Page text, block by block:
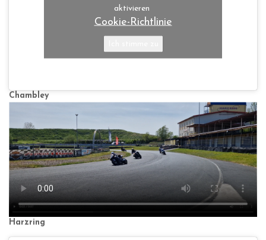
aktivieren
Cookie-Richtlinie
Chambley
Harzring